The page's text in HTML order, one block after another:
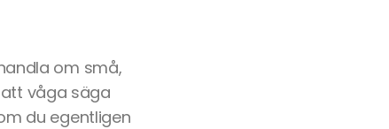
om små,
våga säga
du egentligen